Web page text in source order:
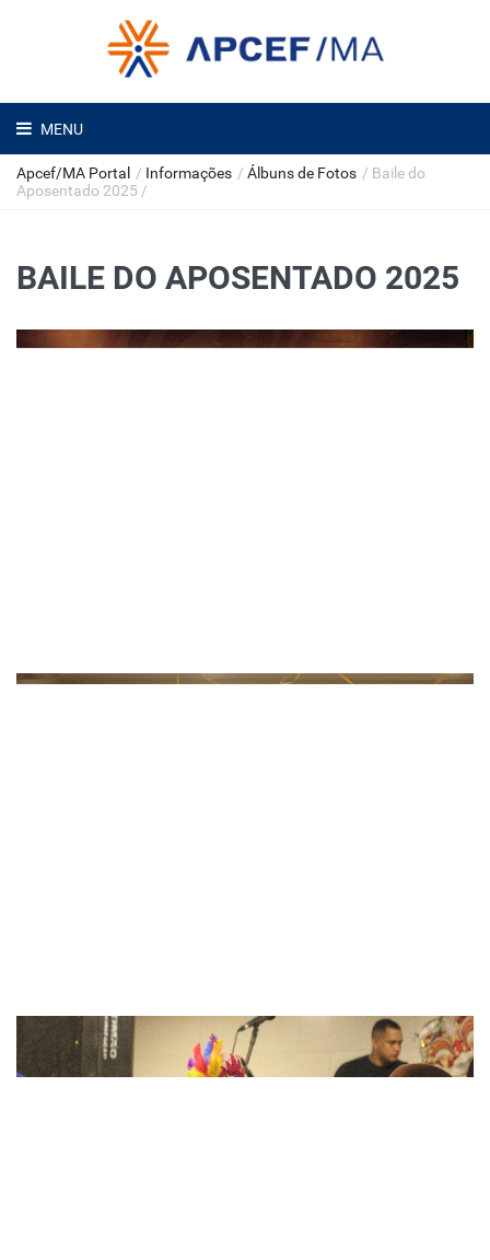
MENU
Apcef/MA Portal / Informações / Álbuns de Fotos / Baile do
Aposentado 2025 /
BAILE DO APOSENTADO 2025